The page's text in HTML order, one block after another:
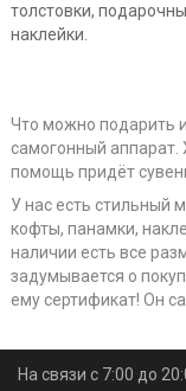
толстовки,
наклейки.
Что можно подарить
самогонный аппарат.
помощь придёт
У нас есть стильный
кофты, панамки,
наличии есть все
задумывается о
ему сертификат! Он
На связи с 7:00 до